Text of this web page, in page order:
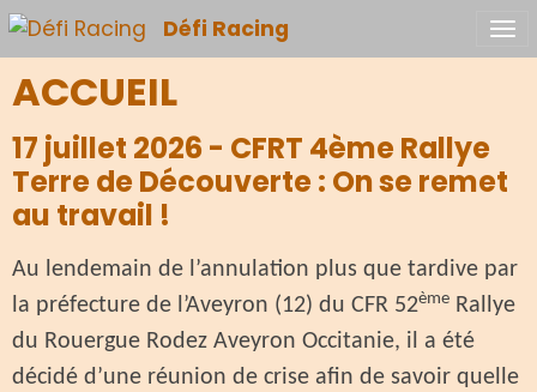
Défi Racing
ACCUEIL
17 juillet 2026 - CFRT 4ème Rallye
Terre de Découverte : On se remet
au travail !
Au lendemain de l’annulation plus que tardive par
la préfecture de l’Aveyron (12) du CFR 52ème Rallye
du Rouergue Rodez Aveyron Occitanie, il a été
décidé d’une réunion de crise afin de savoir quelle